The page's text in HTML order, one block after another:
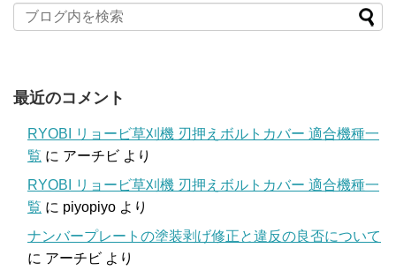
最近のコメント
RYOBI リョービ草刈機 刃押えボルトカバー 適合機種一
覧 に アーチビ より
RYOBI リョービ草刈機 刃押えボルトカバー 適合機種一
覧 に piyopiyo より
ナンバープレートの塗装剥げ修正と違反の良否について
に アーチビ より